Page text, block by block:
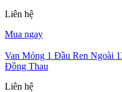
Liên hệ
Mua ngay
Van Mỏng 1 Đầu Ren Ngoài
Đồng Thau
Liên hệ